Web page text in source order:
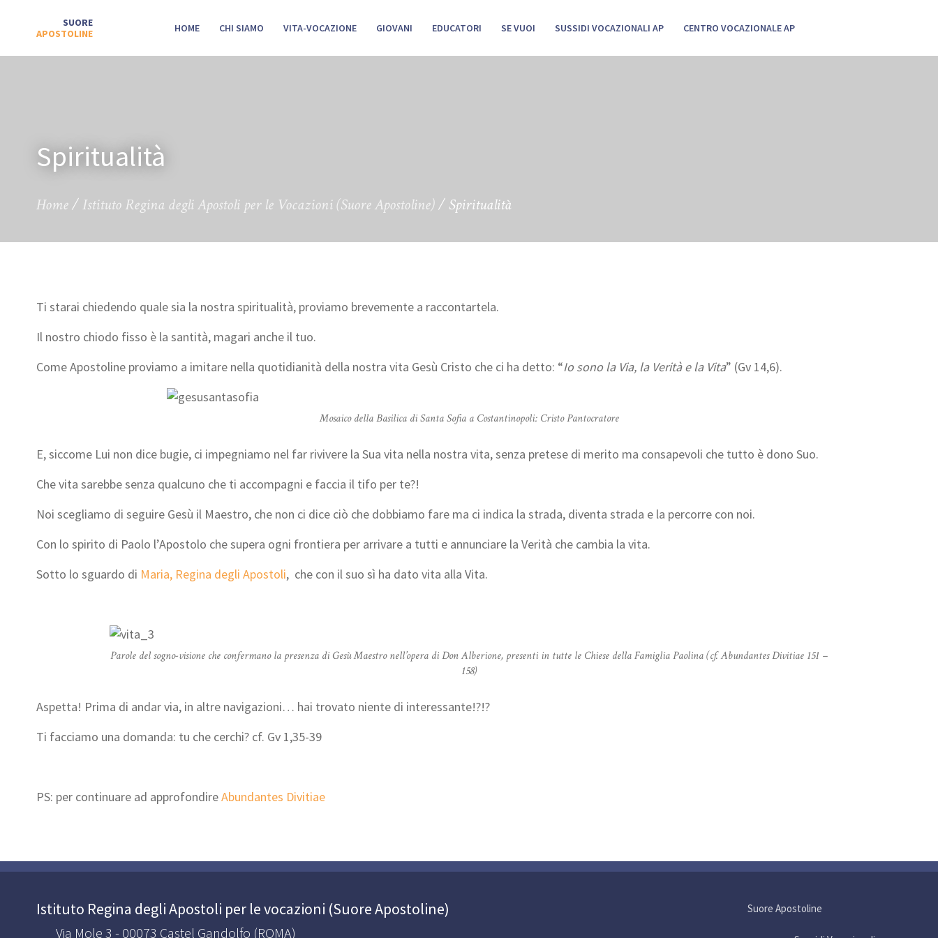
SUORE
APOSTOLINE
HOME CHI SIAMO VITA-VOCAZIONE GIOVANI EDUCATORI SE VUOI SUSSIDI VOCAZIONALI AP CENTRO VOCAZIONALE AP
Spiritualità
Home/ Istituto Regina degli Apostoli per le Vocazioni (Suore Apostoline)/ Spiritualità
Ti starai chiedendo quale sia la nostra spiritualità, proviamo brevemente a raccontartela.
Il nostro chiodo fisso è la santità, magari anche il tuo.
Come Apostoline proviamo a imitare nella quotidianità della nostra vita Gesù Cristo che ci ha detto: “Io sono la Via, la Verità e la Vita” (Gv 14,6).
Mosaico della Basilica di Santa Sofia a Costantinopoli: Cristo Pantocratore
E, siccome Lui non dice bugie, ci impegniamo nel far rivivere la Sua vita nella nostra vita, senza pretese di merito ma consapevoli che tutto è dono Suo.
Che vita sarebbe senza qualcuno che ti accompagni e faccia il tifo per te?!
Noi scegliamo di seguire Gesù il Maestro, che non ci dice ciò che dobbiamo fare ma ci indica la strada, diventa strada e la percorre con noi.
Con lo spirito di Paolo l’Apostolo che supera ogni frontiera per arrivare a tutti e annunciare la Verità che cambia la vita.
Sotto lo sguardo di Maria, Regina degli Apostoli, che con il suo sì ha dato vita alla Vita.
Parole del sogno-visione che confermano la presenza di Gesù Maestro nell’opera di Don Alberione, presenti in tutte le Chiese della Famiglia Paolina (cf. Abundantes Divitiae 151 –
158)
Aspetta! Prima di andar via, in altre navigazioni… hai trovato niente di interessante!?!?
Ti facciamo una domanda: tu che cerchi? cf. Gv 1,35-39
PS: per continuare ad approfondireAbundantes Divitiae
Istituto Regina degli Apostoli per le vocazioni (Suore Apostoline)
Via Mole 3 - 00073 Castel Gandolfo (ROMA)
Suore Apostoline